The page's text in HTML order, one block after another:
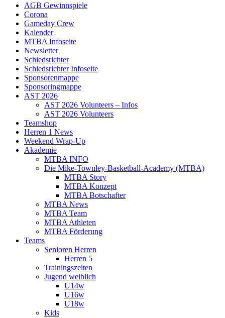
AGB Gewinnspiele
Corona
Gameday Crew
Kalender
MTBA Infoseite
Newsletter
Schiedsrichter
Schiedsrichter Infoseite
Sponsorenmappe
Sponsoringmappe
AST 2026
AST 2026 Volunteers – Infos
AST 2026 Volunteers
Teamshop
Herren 1 News
Weekend Wrap-Up
Akademie
MTBA INFO
Die Mike-Townley-Basketball-Academy (MTBA)
MTBA Story
MTBA Konzept
MTBA Botschafter
MTBA News
MTBA Team
MTBA Athleten
MTBA Förderung
Teams
Senioren Herren
Herren 5
Trainingszeiten
Jugend weiblich
U14w
U16w
U18w
Kids